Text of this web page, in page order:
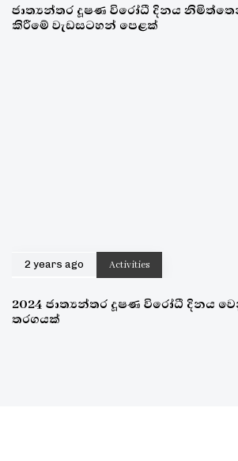
ජාත්‍යන්තර දූෂණ විරෝධී දිනය නිමිත්තෙන්
කිරීමේ වැඩසටහන් පෙළක්
2 years ago Activities
2024 ජාත්‍යන්තර දූෂණ විරෝධී දිනය
තරගයක්